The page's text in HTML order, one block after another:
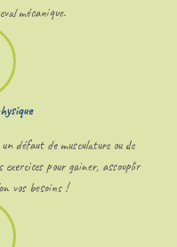
mécanique.
défaut de musculature ou de
exercices pour gainer, assouplir
vos besoins !